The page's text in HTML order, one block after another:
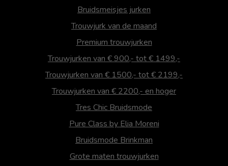
Bruidsmeisjes jurken
Trouwjurk van de maand
Premium trouwjurken
Trouwjurken van € 900,- tot € 1499,-
Trouwjurken van € 1500,- tot € 2199,-
Trouwjurken van € 2200,- en hoger
Tres Chic Bruidsmode
Pure Class by Elia Moreni
Bruidsmode Brinkman
Grote maten trouwjurken